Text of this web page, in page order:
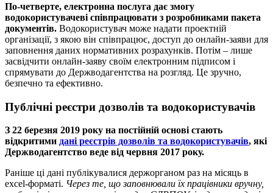
По-четверте, електронна послуга дає змогу
водокористувачеві співпрацювати з розробниками пакета
документів. Водокористувач може надати проектній
організації, з якою він співпрацює, доступ до онлайн-заяви для
заповнення даних нормативних розрахунків. Потім – лише
засвідчити онлайн-заяву своїм електронним підписом і
спрямувати до Держводагентства на розгляд. Це зручно,
безпечно та ефективно.
Публічні реєстри дозволів та водокористувачів
З 22 березня 2019 року на постійній основі стають
відкритими дані реєстрів дозволів та водокористувачів, які
Держводагентство веде від червня 2017 року.
Раніше ці дані публікувалися держорганом раз на місяць в
excel-форматі. Через те, що заповнювали їх працівники вручну,